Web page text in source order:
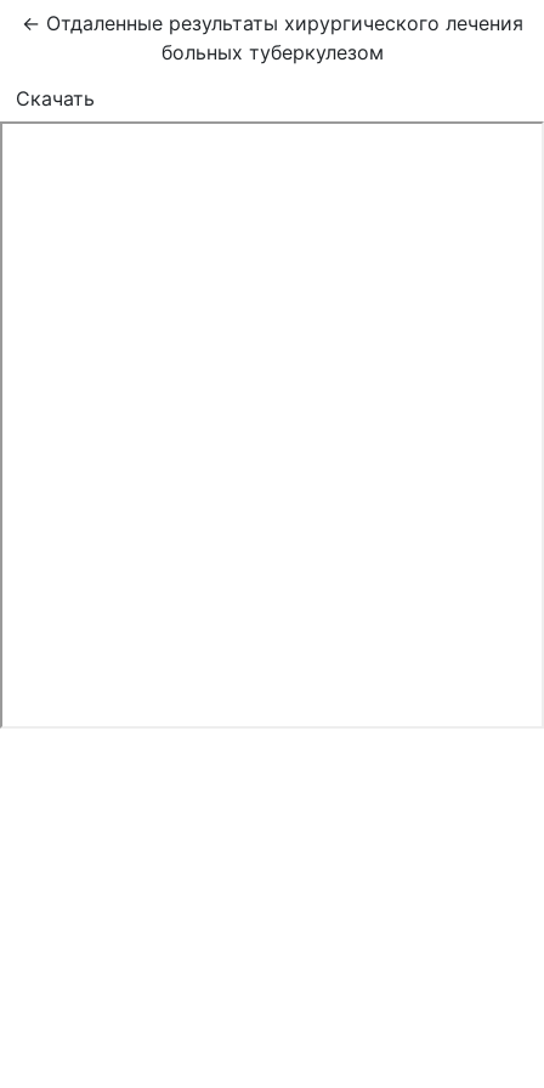
← Вернуться к Подробностям о статье
Отдаленные результаты хирургического лечения
больных туберкулезом
Скачать